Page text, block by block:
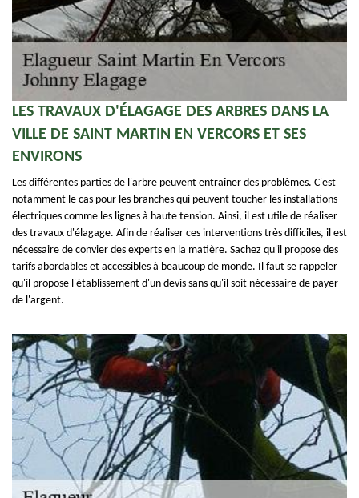
LES TRAVAUX D'ÉLAGAGE DES ARBRES DANS LA
VILLE DE SAINT MARTIN EN VERCORS ET SES
ENVIRONS
Les différentes parties de l'arbre peuvent entraîner des problèmes. C'est
notamment le cas pour les branches qui peuvent toucher les installations
électriques comme les lignes à haute tension. Ainsi, il est utile de réaliser
des travaux d'élagage. Afin de réaliser ces interventions très difficiles, il est
nécessaire de convier des experts en la matière. Sachez qu'il propose des
tarifs abordables et accessibles à beaucoup de monde. Il faut se rappeler
qu'il propose l'établissement d'un devis sans qu'il soit nécessaire de payer
de l'argent.